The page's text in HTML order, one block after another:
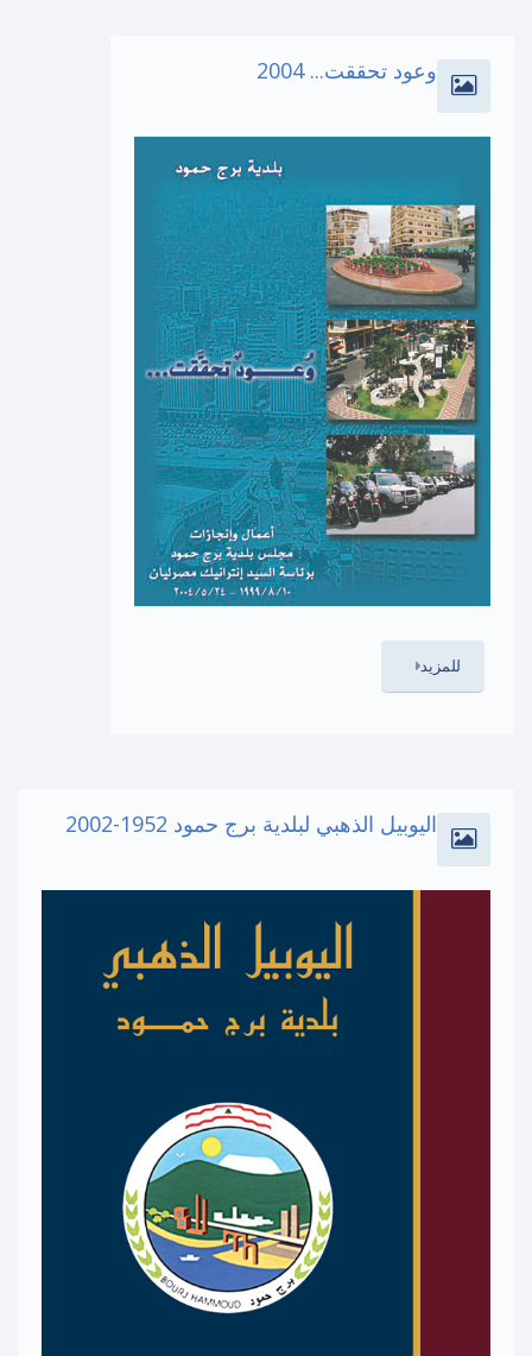
وعود تحققت... 2004
للمزيد
اليوبيل الذهبي لبلدية برج حمود 1952-2002